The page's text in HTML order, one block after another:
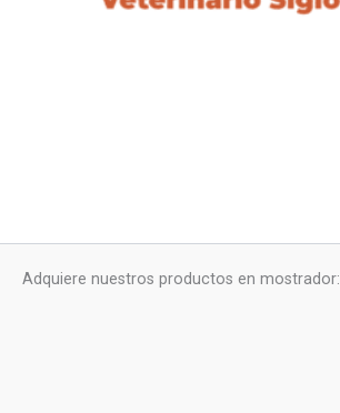
Adquiere nuestros productos en mostrador: